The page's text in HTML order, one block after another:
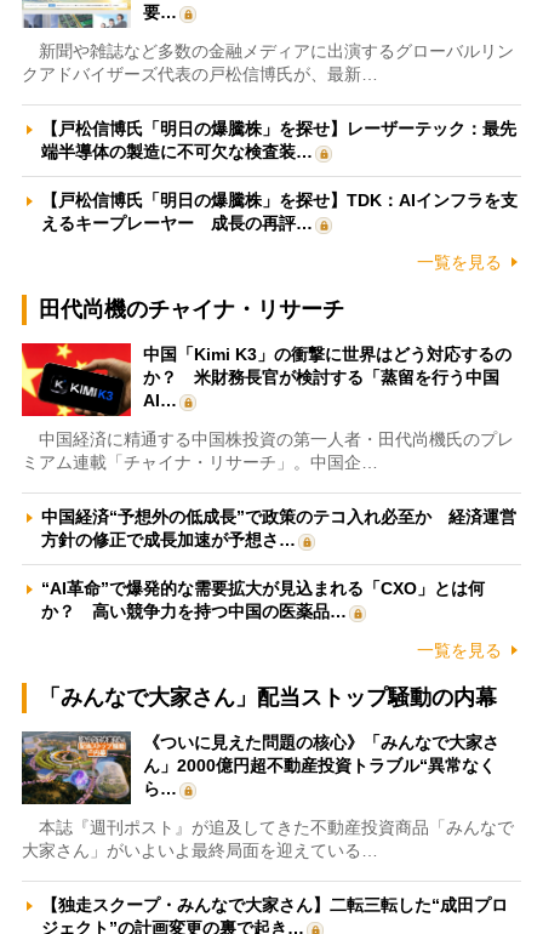
要…
新聞や雑誌など多数の金融メディアに出演するグローバルリン
クアドバイザーズ代表の戸松信博氏が、最新…
【戸松信博氏「明日の爆騰株」を探せ】レーザーテック：最先
端半導体の製造に不可欠な検査装…
【戸松信博氏「明日の爆騰株」を探せ】TDK：AIインフラを支
えるキープレーヤー 成長の再評…
一覧を見る
田代尚機のチャイナ・リサーチ
中国「Kimi K3」の衝撃に世界はどう対応するの
か？ 米財務長官が検討する「蒸留を行う中国
AI…
中国経済に精通する中国株投資の第一人者・田代尚機氏のプレ
ミアム連載「チャイナ・リサーチ」。中国企…
中国経済“予想外の低成長”で政策のテコ入れ必至か 経済運営
方針の修正で成長加速が予想さ…
“AI革命”で爆発的な需要拡大が見込まれる「CXO」とは何
か？ 高い競争力を持つ中国の医薬品…
一覧を見る
「みんなで大家さん」配当ストップ騒動の内幕
《ついに見えた問題の核心》「みんなで大家さ
ん」2000億円超不動産投資トラブル“異常なく
ら…
本誌『週刊ポスト』が追及してきた不動産投資商品「みんなで
大家さん」がいよいよ最終局面を迎えている…
【独走スクープ・みんなで大家さん】二転三転した“成田プロ
ジェクト”の計画変更の裏で起き…